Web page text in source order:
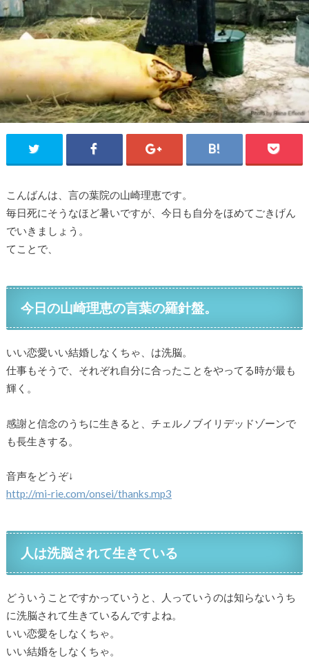
こんばんは、言の葉院の山崎理恵です。
毎日死にそうなほど暑いですが、今日も自分をほめてごきげん
でいきましょう。
てことで、
今日の山崎理恵の言葉の羅針盤。
いい恋愛いい結婚しなくちゃ、は洗脳。
仕事もそうで、それぞれ自分に合ったことをやってる時が最も
輝く。
感謝と信念のうちに生きると、チェルノブイリデッドゾーンで
も長生きする。
音声をどうぞ↓
http://mi-rie.com/onsei/thanks.mp3
人は洗脳されて生きている
どういうことですかっていうと、人っていうのは知らないうち
に洗脳されて生きているんですよね。
いい恋愛をしなくちゃ。
いい結婚をしなくちゃ。